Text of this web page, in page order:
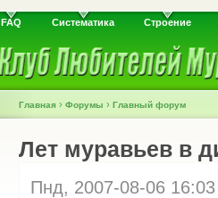
FAQ Систематика Строение
Главная › Форумы › Главный форум
Лет муравьев в
Пнд, 2007-08-06